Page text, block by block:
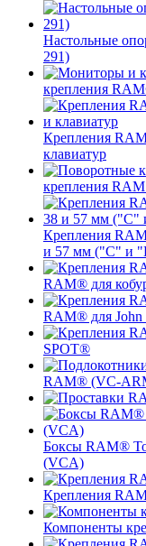
Настольные
291)
крепления
Крепления
клавиатур
крепления
Крепления
и 57 мм ("C" и
RAM® для
RAM® для John
SPOT®
RAM® (VC-
Боксы RAM®
(VCA)
Крепления
Компоненты